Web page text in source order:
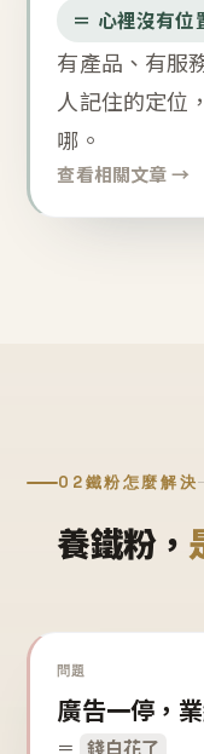
＝ 心裡沒有位
有產品、有服
人記住的定位
哪。
查看相關文章 →
02鐵粉怎麼解決
養鐵粉，
問題
廣告一停，
＝ 錢白花了